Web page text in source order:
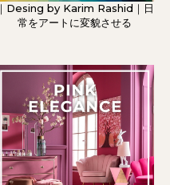
｜Desing by Karim Rashid｜日
常をアートに変貌させる